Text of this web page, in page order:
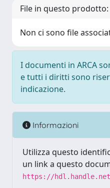
File in questo prodotto:
Non ci sono file
I documenti in ARCA
e tutti i diritti sono
indicazione.
Informazioni
Utilizza questo
un link a questo
https://hdl.handle.net/